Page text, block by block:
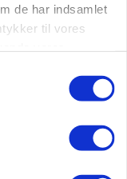
de har indsamlet
til vores